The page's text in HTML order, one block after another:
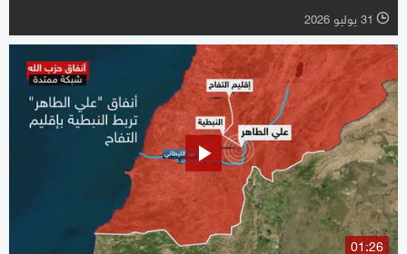
l 31 يوليو 2026
01:26